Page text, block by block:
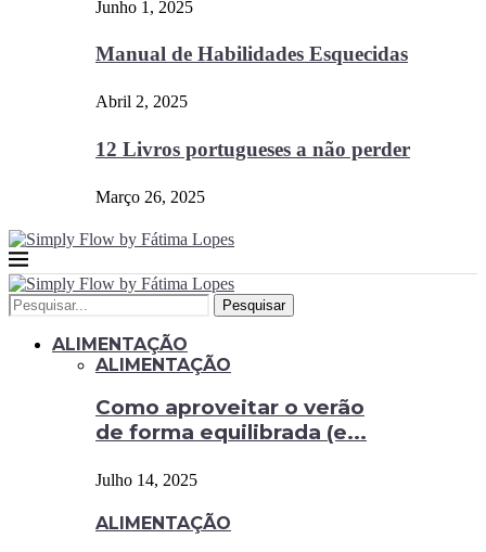
Junho 1, 2025
Manual de Habilidades Esquecidas
Abril 2, 2025
12 Livros portugueses a não perder
Março 26, 2025
Pesquisar
ALIMENTAÇÃO
ALIMENTAÇÃO
Como aproveitar o verão
de forma equilibrada (e...
Julho 14, 2025
ALIMENTAÇÃO